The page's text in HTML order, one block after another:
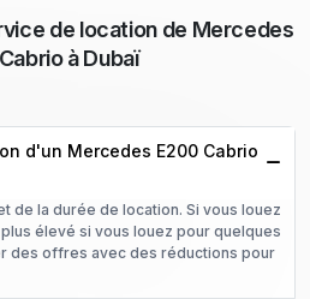
de location de Mercedes
à Dubaï
d'un Mercedes E200 Cabrio
de la durée de location. Si vous louez
élevé si vous louez pour quelques
des offres avec des réductions pour